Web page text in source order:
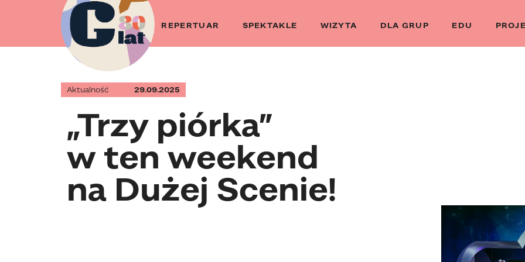
Przejdź
do
strony
głównej
REPERTUAR SPEKTAKLE WIZYTA DLA GRUP EDU
Aktualność 29.09.2025
„Trzy piórka”
w ten weekend
na Dużej Scenie!